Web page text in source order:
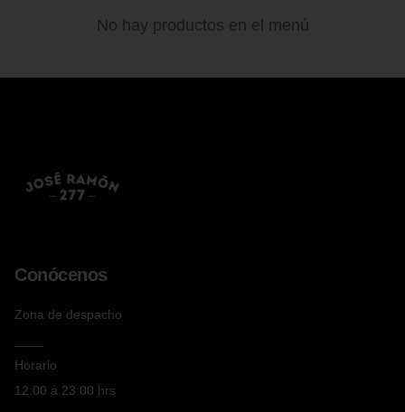
No hay productos en el menú
Conócenos
Zona de despacho
Horario
12:00 a 23:00 hrs